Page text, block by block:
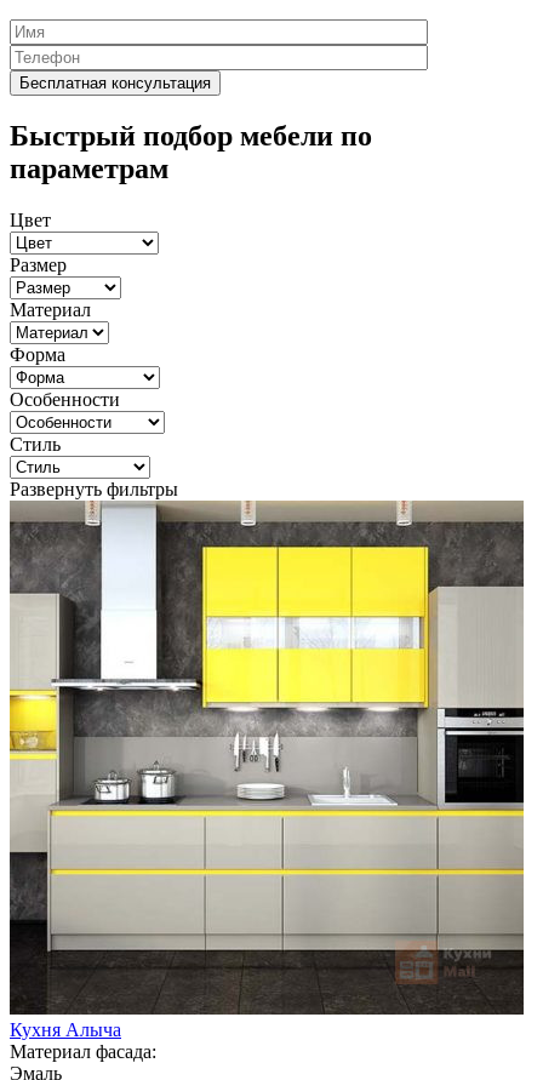
Быстрый подбор мебели по
параметрам
Цвет
Размер
Материал
Форма
Особенности
Стиль
Развернуть фильтры
Кухня Алыча
Материал фасада:
Эмаль